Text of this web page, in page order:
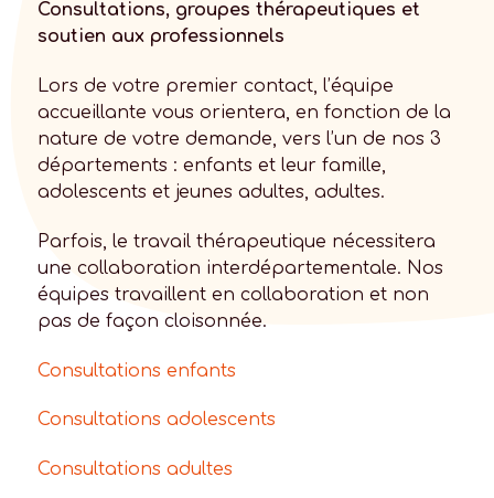
Consultations, groupes thérapeutiques et
soutien aux professionnels
Lors de votre premier contact, l’équipe
accueillante vous orientera, en fonction de la
nature de votre demande, vers l’un de nos 3
départements : enfants et leur famille,
adolescents et jeunes adultes, adultes.
Parfois, le travail thérapeutique nécessitera
une collaboration interdépartementale. Nos
équipes travaillent en collaboration et non
pas de façon cloisonnée.
Consultations enfants
Consultations adolescents
Consultations adultes